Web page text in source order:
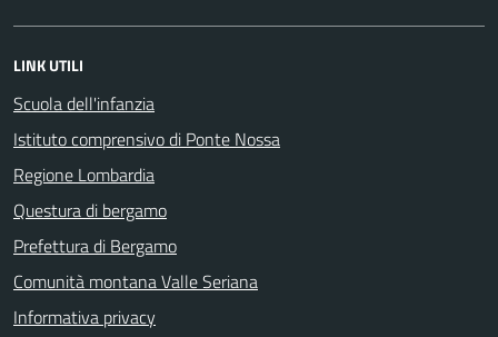
LINK UTILI
Scuola dell'infanzia
Istituto comprensivo di Ponte Nossa
Regione Lombardia
Questura di bergamo
Prefettura di Bergamo
Comunità montana Valle Seriana
Informativa privacy